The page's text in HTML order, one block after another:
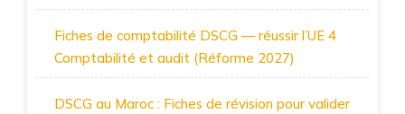
Fiches de comptabilité DSCG — réussir l’UE 4
Comptabilité et audit (Réforme 2027)
DSCG au Maroc : Fiches de révision pour valider